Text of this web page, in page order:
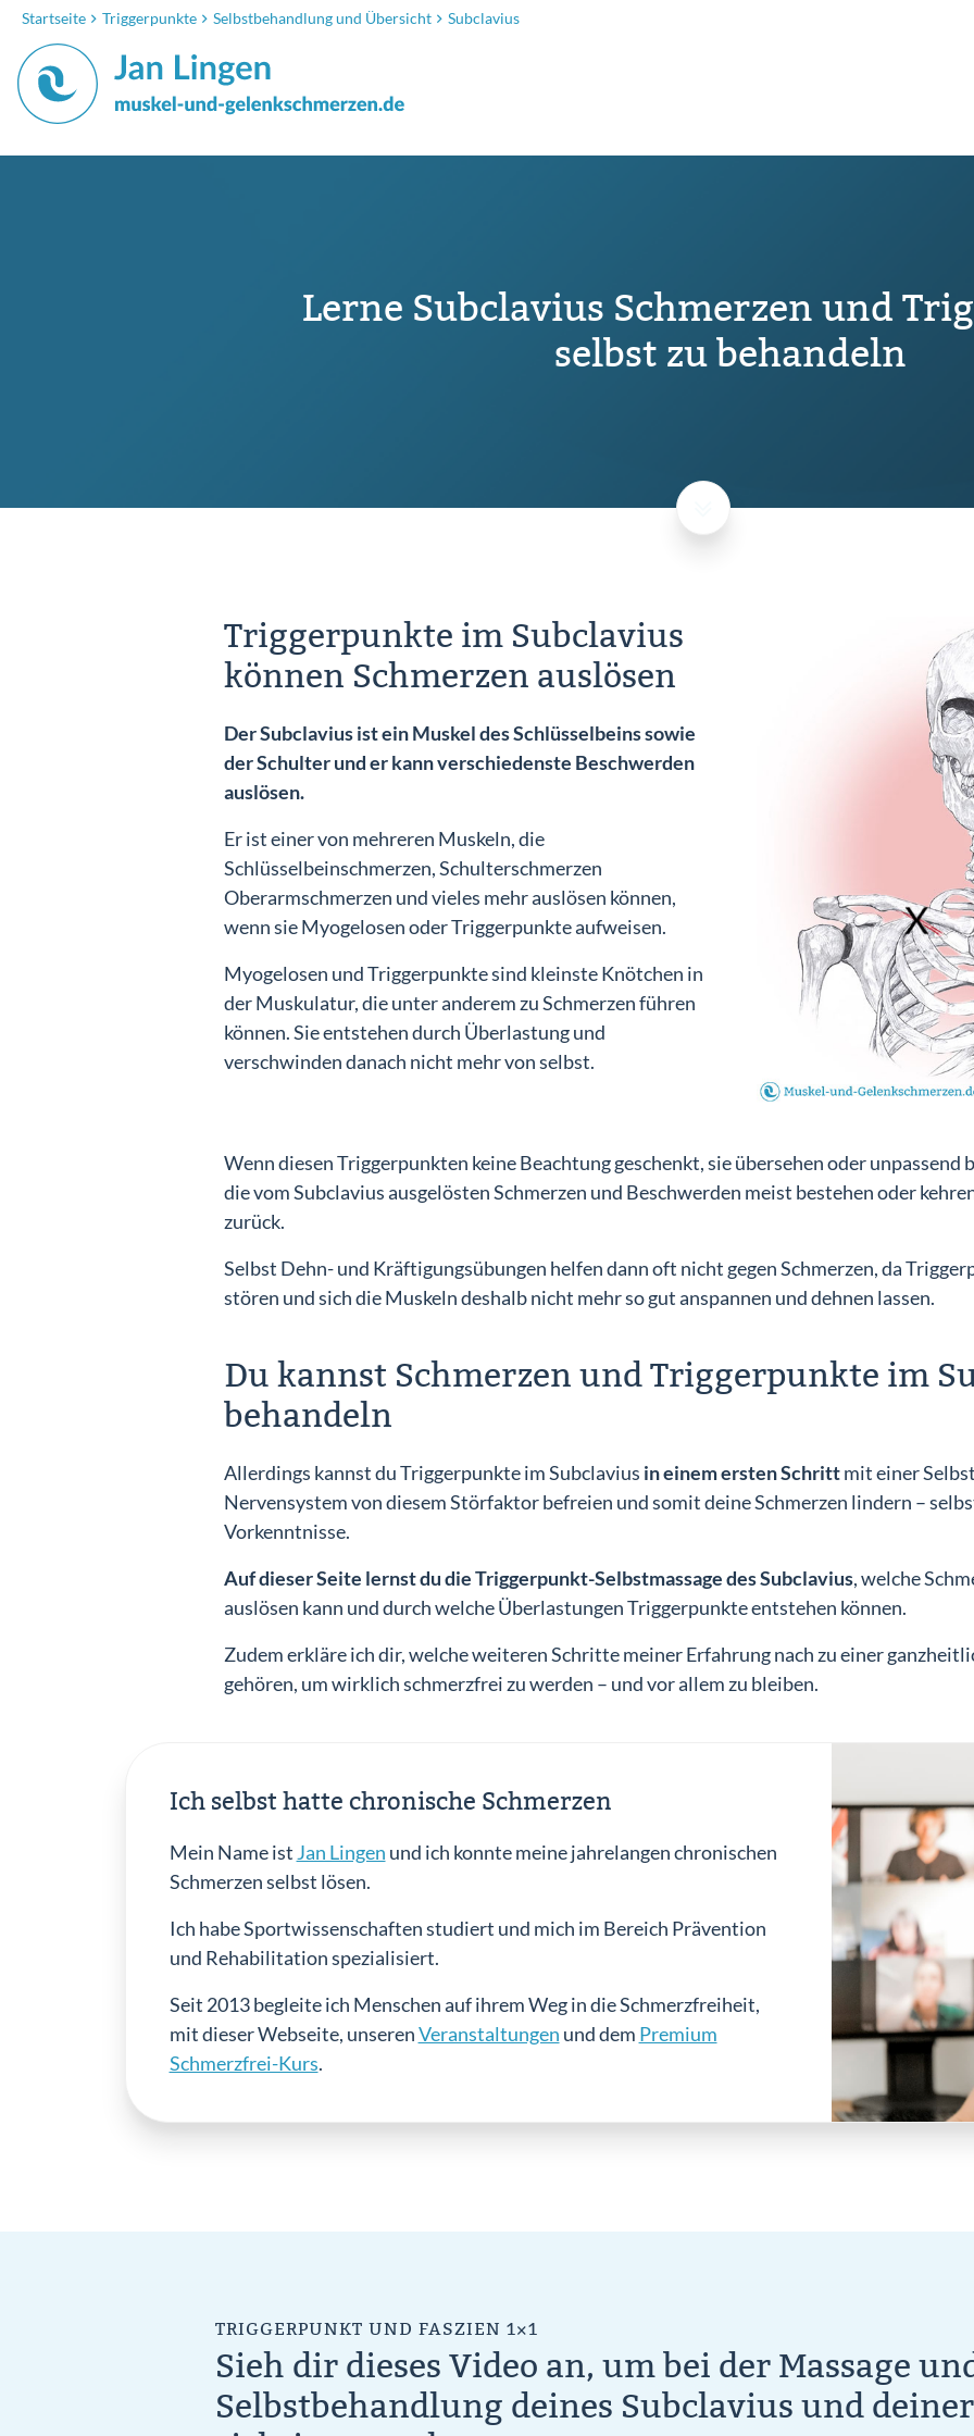
Startseite Triggerpunkte Selbstbehandlung und Übersicht Subclavius
Lerne Subclavius Schmerzen und
selbst zu behandeln
Triggerpunkte im Subclavius
können Schmerzen auslösen
Der Subclavius ist ein Muskel des Schlüsselbeins sowie
der Schulter und er kann verschiedenste Beschwerden
auslösen.
Er ist einer von mehreren Muskeln, die
Schlüsselbeinschmerzen, Schulterschmerzen
Oberarmschmerzen und vieles mehr auslösen können,
wenn sie Myogelosen oder Triggerpunkte aufweisen.
Myogelosen und Triggerpunkte sind kleinste Knötchen in
der Muskulatur, die unter anderem zu Schmerzen führen
können. Sie entstehen durch Überlastung und
verschwinden danach nicht mehr von selbst.
Wenn diesen Triggerpunkten keine Beachtung geschenkt, sie übersehen oder unpassend
die vom Subclavius ausgelösten Schmerzen und Beschwerden meist bestehen oder
zurück.
Selbst Dehn- und Kräftigungsübungen helfen dann oft nicht gegen Schmerzen, da
stören und sich die Muskeln deshalb nicht mehr so gut anspannen und dehnen lassen.
Du kannst Schmerzen und Triggerpunkte im
behandeln
Allerdings kannst du Triggerpunkte im Subclavius in einem ersten Schrittmit einer
Nervensystem von diesem Störfaktor befreien und somit deine Schmerzen lindern –
Vorkenntnisse.
Auf dieser Seite lernst du die Triggerpunkt-Selbstmassage des Subclavius, welche
auslösen kann und durch welche Überlastungen Triggerpunkte entstehen können.
Zudem erkläre ich dir, welche weiteren Schritte meiner Erfahrung nach zu einer
gehören, um wirklich schmerzfrei zu werden – und vor allem zu bleiben.
Ich selbst hatte chronische Schmerzen
Mein Name ist Jan Lingen und ich konnte meine jahrelangen chronischen
Schmerzen selbst lösen.
Ich habe Sportwissenschaften studiert und mich im Bereich Prävention
und Rehabilitation spezialisiert.
Seit 2013 begleite ich Menschen auf ihrem Weg in die Schmerzfreiheit,
mit dieser Webseite, unserenVeranstaltungen und dem Premium
Schmerzfrei-Kurs.
TRIGGERPUNKT UND FASZIEN 1×1
Sieh dir dieses Video an, um bei der Massage
Selbstbehandlung deines Subclavius und